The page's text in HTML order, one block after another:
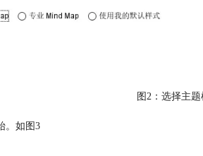
图2：选择主
。如图3